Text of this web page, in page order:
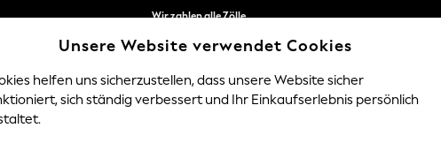
Sie können jetzt
Erhalten Sie 10 CHF Rabatt
auf Ihre erste App-Bestellung*
BABY DAMEN HERREN HOME
Unsere Website verwendet Cookies
helfen uns sicherzustellen, dass unsere Website sicher
sich ständig verbessert und Ihr Einkaufserlebnis persönlich